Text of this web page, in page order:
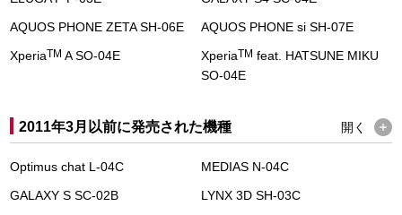
AQUOS PHONE ZETA SH-06E
AQUOS PHONE si SH-07E
XperiaTM A SO-04E XperiaTM feat. HATSUNE MIKU
SO-04E
2011年3月以前に発売された機種 開く
Optimus chat L-04C
MEDIAS N-04C
GALAXY S SC-02B
LYNX 3D SH-03C